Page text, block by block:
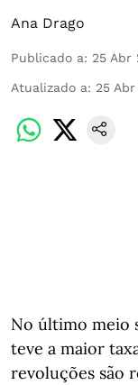
Ana Drago
Publicado a: 25 Abr
Atualizado a: 25
No último meio
teve a maior
revoluções são